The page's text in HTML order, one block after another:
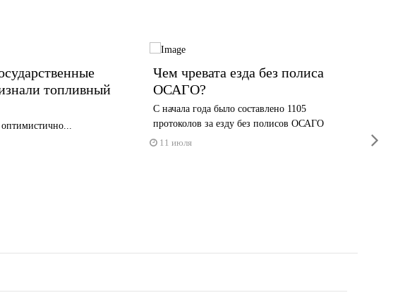
топливный
Чем чревата езда без полиса
ОСАГО?
С начала года было составлено 1105
протоколов за езду без полисов ОСАГО
11 июля
7 июля